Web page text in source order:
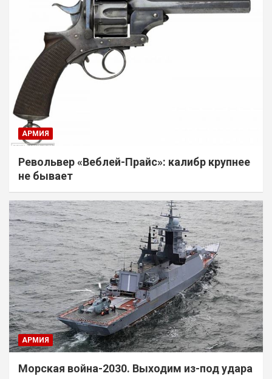
АРМИЯ
Револьвер «Веблей-Прайс»: калибр крупнее
не бывает
АРМИЯ
Морская война-2030. Выходим из-под удара